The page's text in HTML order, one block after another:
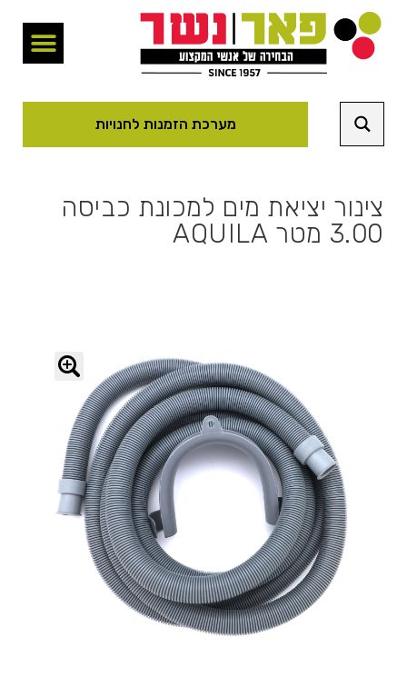
מערכת הזמנות לחנויות
צינור יציאת מים למכונת כביסה
3.00 מטר AQUILA